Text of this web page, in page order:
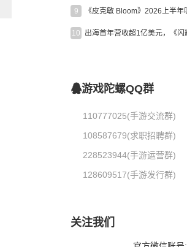
9
10
游戏陀螺QQ群
110777025(手游交流群)
108587679(求职招聘群)
228523944(手游运营群)
128609517(手游发行群)
关注我们